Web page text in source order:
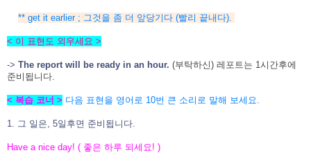
** get it earlier ; 그것을 좀 더 앞당기다 (빨리 끝내다).
< 이 표현도 외우세요 >
-> The report will be ready in an hour. (부탁하신) 레포트는 1시간후에
준비됩니다.
< 복습 코너 > 다음 표현을 영어로 10번 큰 소리로 말해 보세요.
1. 그 일은, 5일후면 준비됩니다.
Have a nice day! ( 좋은 하루 되세요! )